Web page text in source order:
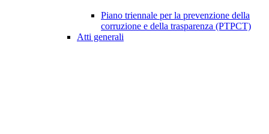
Piano triennale per la prevenzione della
corruzione e della trasparenza (PTPCT)
Atti generali